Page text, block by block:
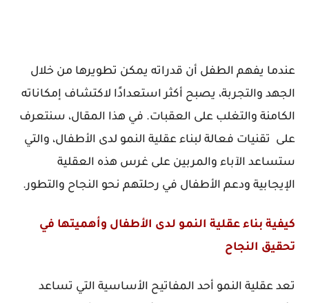
عندما يفهم الطفل أن قدراته يمكن تطويرها من خلال
الجهد والتجربة، يصبح أكثر استعدادًا لاكتشاف إمكاناته
الكامنة والتغلب على العقبات. في هذا المقال، سنتعرف
على
تقنيات فعالة لبناء عقلية النمو لدى الأطفال، والتي
ستساعد الآباء والمربين على غرس هذه العقلية
الإيجابية ودعم الأطفال في رحلتهم نحو النجاح والتطور.
كيفية بناء عقلية النمو لدى الأطفال وأهميتها في
تحقيق النجاح
تعد عقلية النمو أحد المفاتيح الأساسية التي تساعد